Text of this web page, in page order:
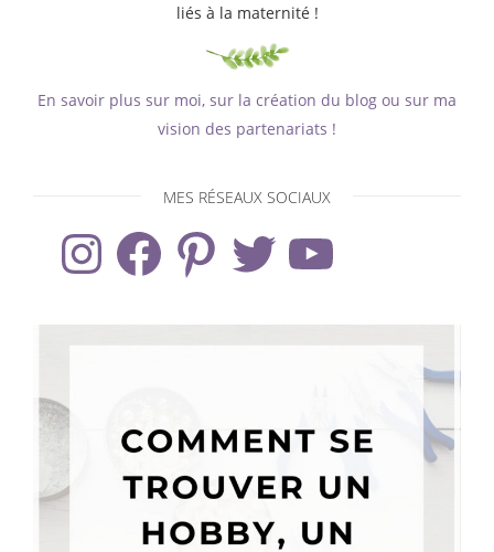
liés à la maternité !
En savoir plus sur moi, sur la création du blog ou sur ma
vision des partenariats !
MES RÉSEAUX SOCIAUX
InstagramFacebook PinterestTwitter YouTube